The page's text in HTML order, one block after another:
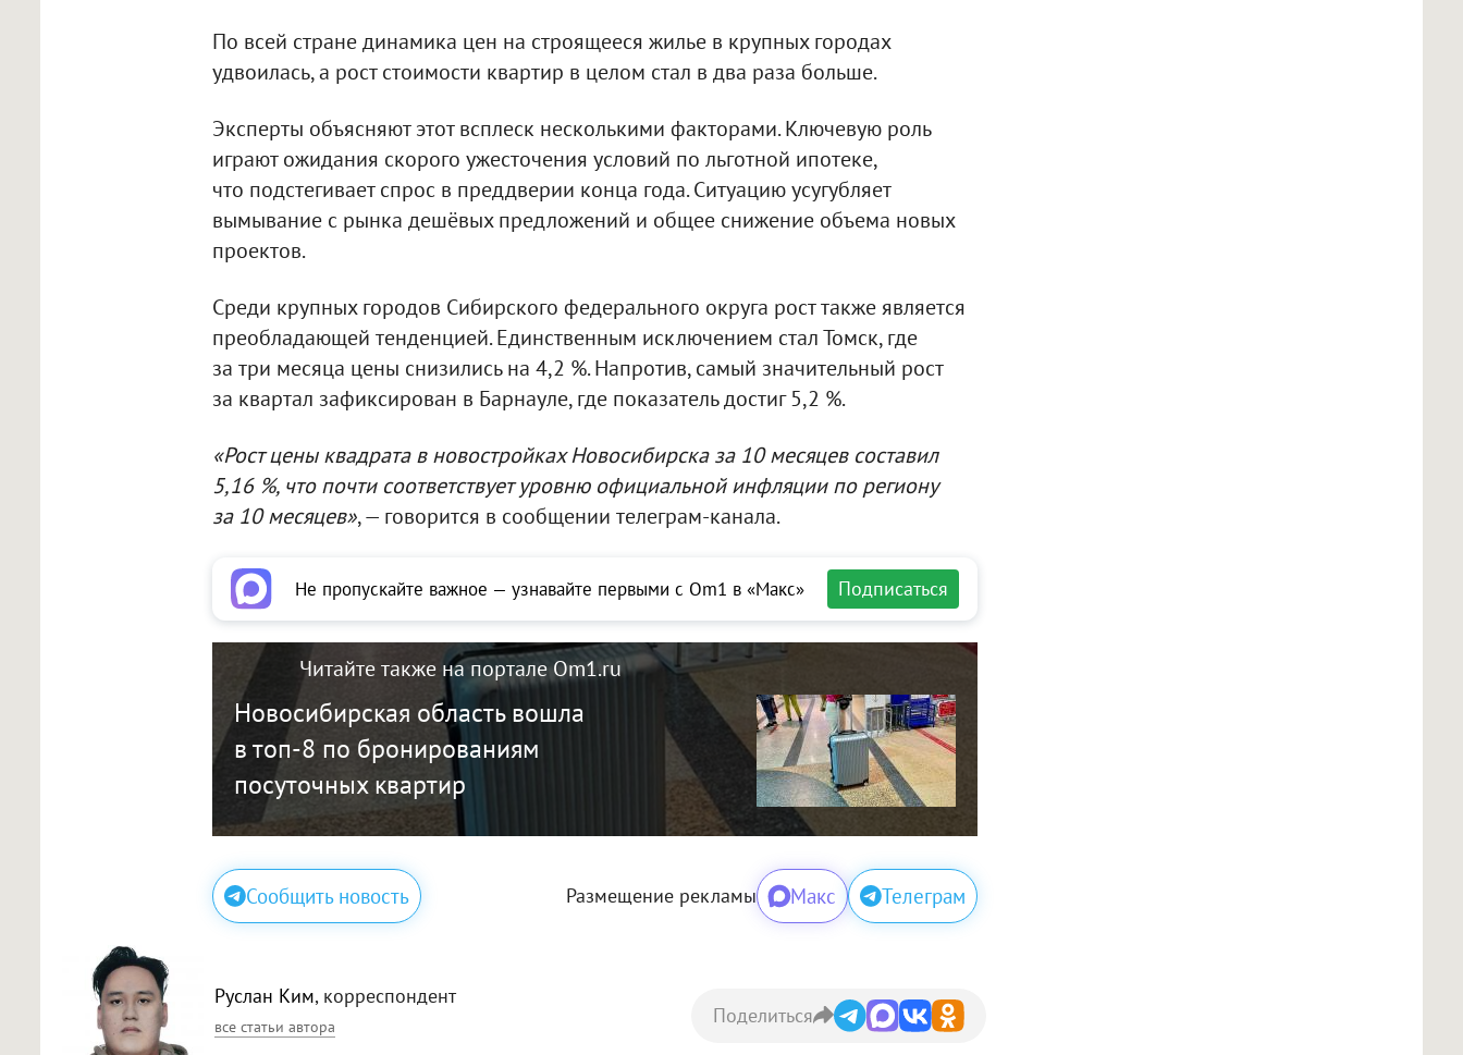
По всей стране динамика цен на строящееся жилье в крупных городах
удвоилась, а рост стоимости квартир в целом стал в два раза больше.
Эксперты объясняют этот всплеск несколькими факторами. Ключевую роль
играют ожидания скорого ужесточения условий по льготной ипотеке,
что подстегивает спрос в преддверии конца года. Ситуацию усугубляет
вымывание с рынка дешёвых предложений и общее снижение объема новых
проектов.
Среди крупных городов Сибирского федерального округа рост также является
преобладающей тенденцией. Единственным исключением стал Томск, где
за три месяца цены снизились на 4,2 %. Напротив, самый значительный рост
за квартал зафиксирован в Барнауле, где показатель достиг 5,2 %.
«Рост цены квадрата в новостройках Новосибирска за 10 месяцев составил
5,16 %, что почти соответствует уровню официальной инфляции по региону
за 10 месяцев», — говорится в сообщении телеграм-канала.
Не пропускайте важное — узнавайте первыми с Om1 в «Макс» Подписаться
Читайте также на портале Om1.ru
Новосибирская область вошла
в топ-8 по бронированиям
посуточных квартир
Сообщить новость Размещение рекламы Макс Телеграм
Руслан Ким, корреспондент
все статьи автора Поделиться